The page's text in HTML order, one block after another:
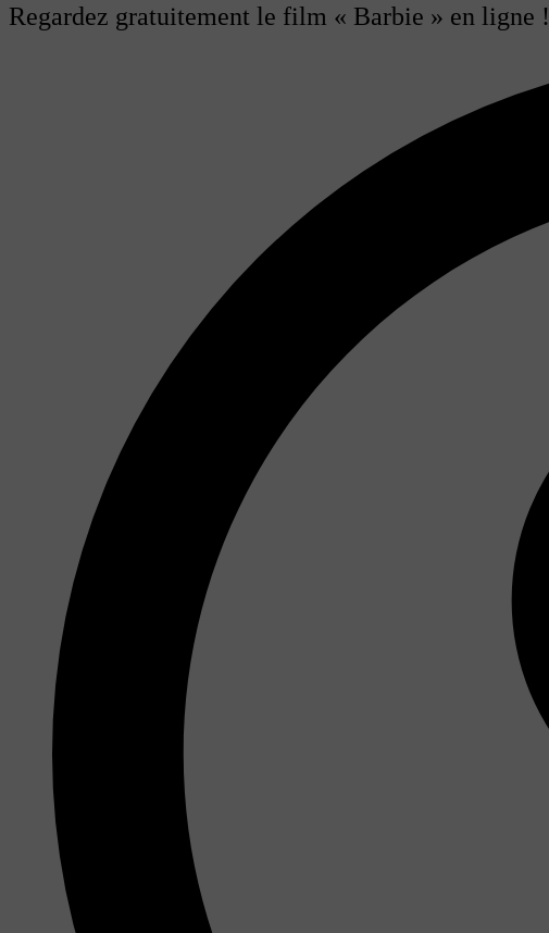
Regardez gratuitement le film « Barbie » en ligne !